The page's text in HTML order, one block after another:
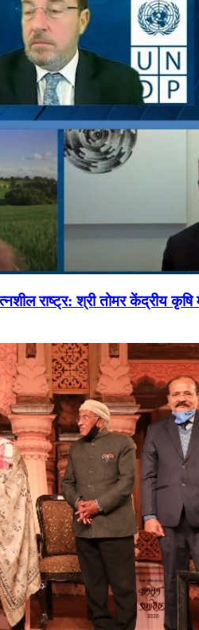
राष्ट्र: श्री तोमर केंद्रीय